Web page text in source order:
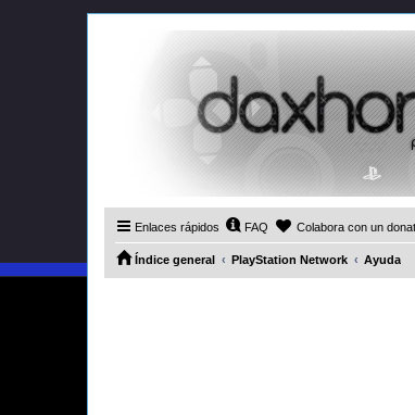
Enlaces rápidos FAQ Colabora con un
Índice general PlayStation Network Ayuda